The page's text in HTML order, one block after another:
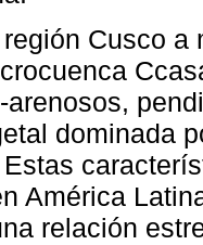
Cusco
arenosos,
dominada
América
relación